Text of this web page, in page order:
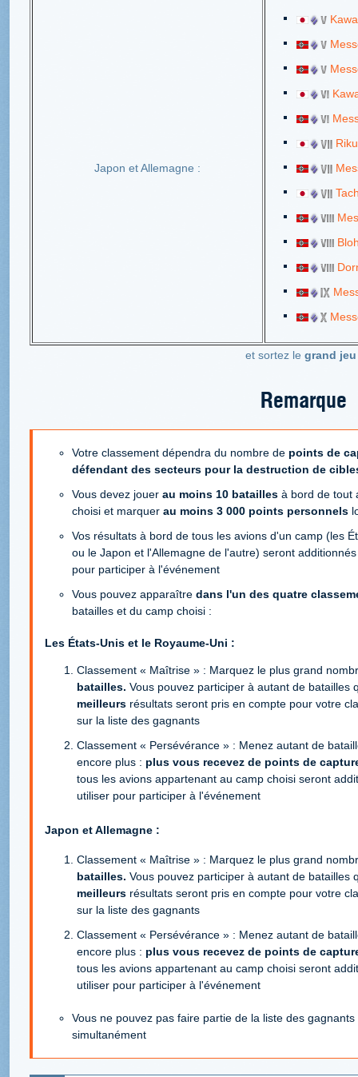
Japon et Allemagne :
et sortez le grand jeu
Remarque
Votre classement dépendra du nombre de points de
défendant des secteurs pour la destruction de
Vous devez jouer au moins 10 batailles à bord de tout
choisi et marquer au moins 3 000 points personnels
Vos résultats à bord de tous les avions d'un camp (les
ou le Japon et l'Allemagne de l'autre) seront
pour participer à l'événement
Vous pouvez apparaître dans l'un des quatre
batailles et du camp choisi :
Les États-Unis et le Royaume-Uni :
Classement « Maîtrise » : Marquez le plus grand
batailles. Vous pouvez participer à autant de batailles
meilleurs résultats seront pris en compte pour votre
sur la liste des gagnants
Classement « Persévérance » : Menez autant de
encore plus : plus vous recevez de points de
tous les avions appartenant au camp choisi seront
utiliser pour participer à l'événement
Japon et Allemagne :
Classement « Maîtrise » : Marquez le plus grand
batailles. Vous pouvez participer à autant de batailles
meilleurs résultats seront pris en compte pour votre
sur la liste des gagnants
Classement « Persévérance » : Menez autant de
encore plus : plus vous recevez de points de
tous les avions appartenant au camp choisi seront
utiliser pour participer à l'événement
Vous ne pouvez pas faire partie de la liste des
simultanément